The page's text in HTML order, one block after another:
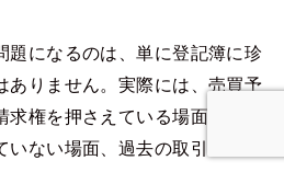
題になるのは、単に登記簿に珍
ありません。実際には、売買予
権を押さえている場面、融資
ない場面、過去の取引の名残